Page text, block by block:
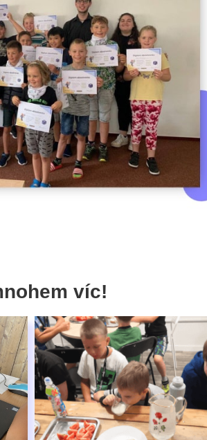
víc!